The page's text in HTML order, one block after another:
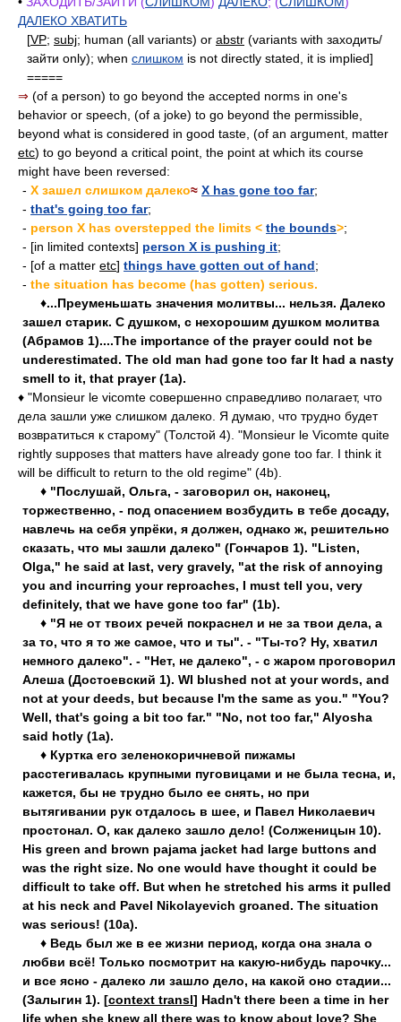
ДАЛЕКО ХВАТИТЬ
[VP; subj; human (all variants) or abstr (variants with заходить/
зайти only); when слишком is not directly stated, it is implied]
=====
⇒ (of a person) to go beyond the accepted norms in one's
behavior or speech, (of a joke) to go beyond the permissible,
beyond what is considered in good taste, (of an argument, matter
etc) to go beyond a critical point, the point at which its course
might have been reversed:
- X зашел слишком далеко≈ X has gone too far;
- that's going too far;
- person X has overstepped the limits < the bounds>;
- [in limited contexts] person X is pushing it;
- [of a matter etc] things have gotten out of hand;
- the situation has become (has gotten) serious.
♦...Преуменьшать значения молитвы... нельзя. Далеко
зашел старик. С душком, с нехорошим душком молитва
(Абрамов 1)....The importance of the prayer could not be
underestimated. The old man had gone too far It had a nasty
smell to it, that prayer (1a).
♦ "Monsieur le vicomte совершенно справедливо полагает, что
дела зашли уже слишком далеко. Я думаю, что трудно будет
возвратиться к старому" (Толстой 4). "Monsieur le Vicomte quite
rightly supposes that matters have already gone too far. I think it
will be difficult to return to the old regime" (4b).
♦ "Послушай, Ольга, - заговорил он, наконец,
торжественно, - под опасением возбудить в тебе досаду,
навлечь на себя упрёки, я должен, однако ж, решительно
сказать, что мы зашли далеко" (Гончаров 1). "Listen,
Olga," he said at last, very gravely, "at the risk of annoying
you and incurring your reproaches, I must tell you, very
definitely, that we have gone too far" (1b).
♦ "Я не от твоих речей покраснел и не за твои дела, а
за то, что я то же самое, что и ты". - "Ты-то? Ну, хватил
немного далеко". - "Нет, не далеко", - с жаром проговорил
Алеша (Достоевский 1). WI blushed not at your words, and
not at your deeds, but because I'm the same as you." "You?
Well, that's going a bit too far." "No, not too far," Alyosha
said hotly (1a).
♦ Куртка его зеленокоричневой пижамы
расстегивалась крупными пуговицами и не была тесна, и,
кажется, бы не трудно было ее снять, но при
вытягивании рук отдалось в шее, и Павел Николаевич
простонал. О, как далеко зашло дело! (Солженицын 10).
His green and brown pajama jacket had large buttons and
was the right size. No one would have thought it could be
difficult to take off. But when he stretched his arms it pulled
at his neck and Pavel Nikolayevich groaned. The situation
was serious! (10a).
♦ Ведь был же в ее жизни период, когда она знала о
любви всё! Только посмотрит на какую-нибудь парочку...
и все ясно - далеко ли зашло дело, на какой оно стадии...
(Залыгин 1). [context transl] Hadn't there been a time in her
life when she knew all there was to know about love? She